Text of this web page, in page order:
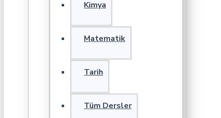
Kimya
Matematik
Tarih
Tüm Dersler